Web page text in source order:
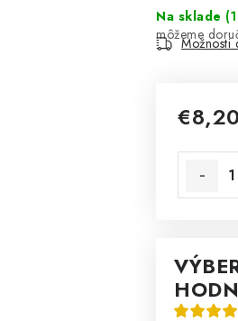
Na sklade
Možnosti